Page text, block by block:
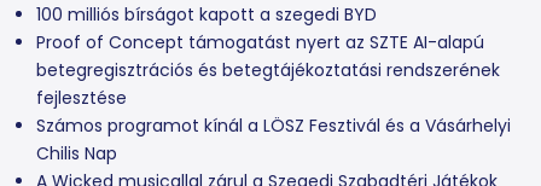
100 milliós bírságot kapott a szegedi BYD
Proof of Concept támogatást nyert az SZTE AI-alapú
betegregisztrációs és betegtájékoztatási rendszerének
fejlesztése
Számos programot kínál a LÖSZ Fesztivál és a Vásárhelyi
Chilis Nap
A Wicked musicallal zárul a Szegedi Szabadtéri Játékok